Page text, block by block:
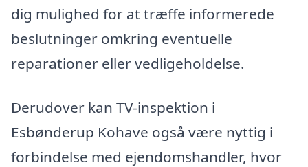
dig mulighed for at træffe informerede
beslutninger omkring eventuelle
reparationer eller vedligeholdelse.
Derudover kan TV-inspektion i
Esbønderup Kohave også være nyttig i
forbindelse med ejendomshandler, hvor